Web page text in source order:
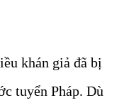
khán giả đã bị
tuyển Pháp. Dù